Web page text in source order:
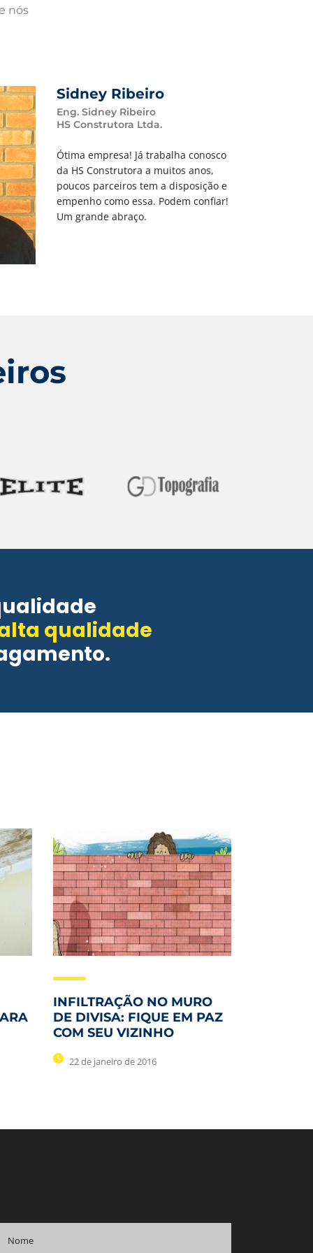
nós
Sidney Ribeiro
Eng. Sidney Ribeiro
HS Construtora Ltda.
Ótima empresa! Já trabalha conosco
da HS Construtora a muitos anos,
poucos parceiros tem a disposição e
empenho como essa. Podem confiar!
Um grande abraço.
qualidade
INFILTRAÇÃO NO MURO
DE DIVISA: FIQUE EM PAZ
COM SEU VIZINHO
22 de janeiro de 2016